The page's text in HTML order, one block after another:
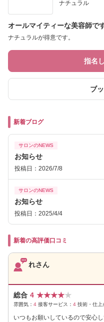
ナチュラル
オールマイティーな美容師で
ナチュラルが得意です。
指名
ブ
新着ブログ
サロンのNEWS
お知らせ
投稿日：2026/7/8
サロンのNEWS
お知らせ
投稿日：2025/4/4
新着の高評価口コミ
れさん
総合 4 ★★★★★
雰囲気： 4 接客サービス： 4 技術・仕上
いつもお願いしているので安心し